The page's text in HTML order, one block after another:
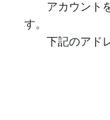
アカウントを
す。
下記のアドレ